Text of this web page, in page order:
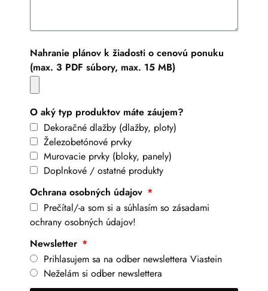
Nahranie plánov k žiadosti o cenovú ponuku
(max. 3 PDF súbory, max. 15 MB)
O aký typ produktov máte záujem?
Dekoračné dlažby (dlažby, ploty)
Železobetónové prvky
Murovacie prvky (bloky, panely)
Doplnkové / ostatné produkty
Ochrana osobných údajov
Prečítal/-a som si a súhlasím so zásadami
ochrany osobných údajov!
Newsletter
Prihlasujem sa na odber newslettera Viastein
Neželám si odber newslettera